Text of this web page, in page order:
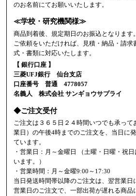
のお名前にてお願いいたします。
≪学校・研究機関様≫
商品到着後、規定期日のお振込となります
ご依頼をいただければ、見積・納品・請
式・書類に対応いたします。
【 銀行口座 】
三菱UFJ銀行 仙台支店
口座番号 普通 4778057
名義人 株式会社 サンギョウサプライ
◆ご注文受付
ご注文は３６５日２４時間いつでも承って
業日）の午後4時までのご注文を、当日に
ています。
・営業日：月～金曜日 （土曜・日曜・祝
います。）
・営業時間：月～金曜9:00～17:30
当日発送時間帯以降のご注文は、翌営業日
営業日のご注文で、一部出荷が遅れる商品